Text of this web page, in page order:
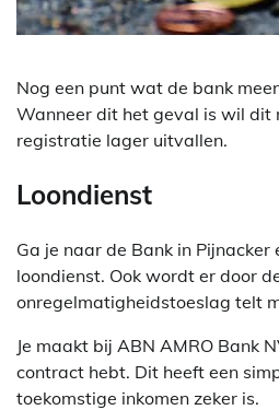
Nog een punt wat de bank
Wanneer dit het geval is wil dit
registratie lager uitvallen.
Loondienst
Ga je naar de Bank in
loondienst. Ook wordt er door
onregelmatigheidstoeslag telt
Je maakt bij ABN AMRO Bank
contract hebt. Dit heeft een
toekomstige inkomen zeker is.